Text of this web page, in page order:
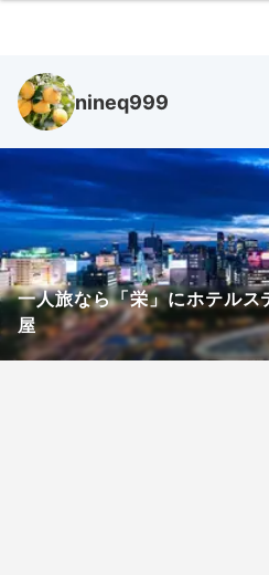
nineq999
一人旅なら「栄」にホテル
屋